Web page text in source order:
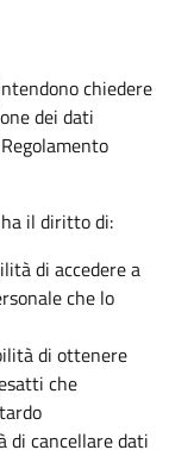
chiedere
dei dati
il diritto di:
di accedere a
che lo
di ottenere
che
di cancellare dati